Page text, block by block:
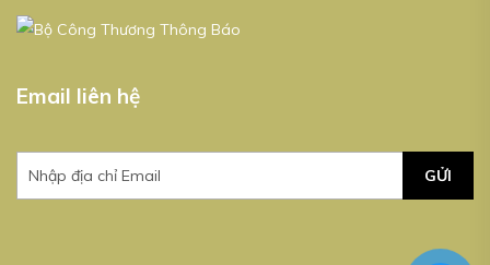
Email liên hệ
GỬI